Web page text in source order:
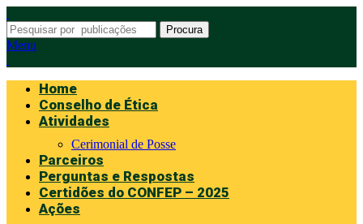
Procura
Menu
Home
Conselho de Ética
Atividades
Cerimonial de Posse
Parceiros
Perguntas e Respostas
Certidões do CONFEP – 2025
Ações